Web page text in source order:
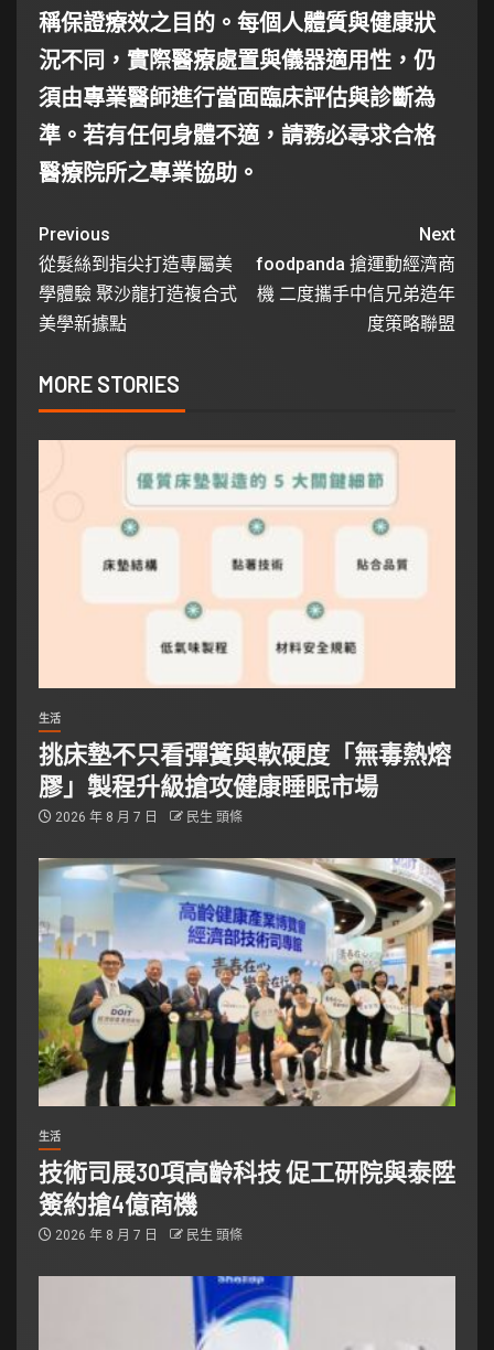
稱保證療效之目的。每個人體質與健康狀
況不同，實際醫療處置與儀器適用性，仍
須由專業醫師進行當面臨床評估與診斷為
準。若有任何身體不適，請務必尋求合格
醫療院所之專業協助。
Previous
從髮絲到指尖打造專屬美
學體驗 聚沙龍打造複合式
美學新據點
Next
foodpanda 搶運動經濟商
機 二度攜手中信兄弟造年
度策略聯盟
MORE STORIES
生活
挑床墊不只看彈簧與軟硬度「無毒熱熔
膠」製程升級搶攻健康睡眠市場
2026 年 8 月 7 日 民生 頭條
生活
技術司展30項高齡科技 促工研院與泰陞
簽約搶4億商機
2026 年 8 月 7 日 民生 頭條